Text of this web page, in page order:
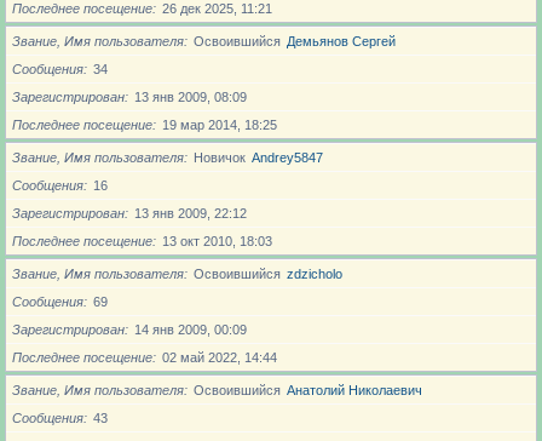
Последнее посещение
26 дек 2025, 11:21
Звание, Имя пользователя Освоившийся Демьянов Сергей
Сообщения
34
Зарегистрирован
13 янв 2009, 08:09
Последнее посещение
19 мар 2014, 18:25
Звание, Имя пользователя Новичoк Andrey5847
Сообщения
16
Зарегистрирован
13 янв 2009, 22:12
Последнее посещение
13 окт 2010, 18:03
Звание, Имя пользователя Освоившийся zdzicholo
Сообщения
69
Зарегистрирован
14 янв 2009, 00:09
Последнее посещение
02 май 2022, 14:44
Звание, Имя пользователя Освоившийся Анатолий Николаевич
Сообщения
43